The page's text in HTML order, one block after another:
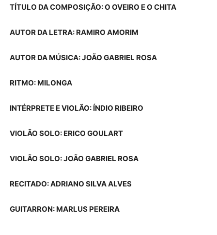
TÍTULO DA COMPOSIÇÃO:O OVEIRO E O CHITA
AUTOR DA LETRA: RAMIRO AMORIM
AUTOR DA MÚSICA: JOÃO GABRIEL ROSA
RITMO: MILONGA
INTÉRPRETE E VIOLÃO: ÍNDIO RIBEIRO
VIOLÃO SOLO: ERICO GOULART
VIOLÃO SOLO: JOÃO GABRIEL ROSA
RECITADO: ADRIANO SILVA ALVES
GUITARRON: MARLUS PEREIRA